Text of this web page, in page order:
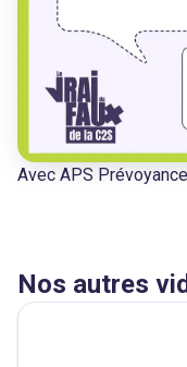
Avec APS
Nos autres